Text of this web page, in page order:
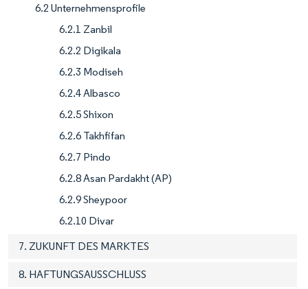
6.2 Unternehmensprofile
6.2.1 Zanbil
6.2.2 Digikala
6.2.3 Modiseh
6.2.4 Albasco
6.2.5 Shixon
6.2.6 Takhfifan
6.2.7 Pindo
6.2.8 Asan Pardakht (AP)
6.2.9 Sheypoor
6.2.10 Divar
7. ZUKUNFT DES MARKTES
8. HAFTUNGSAUSSCHLUSS